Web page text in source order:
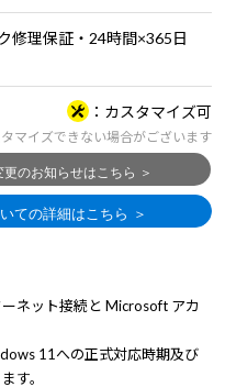
修理保証・24時間×365日
カスタマイズ可
マイズできない場合がございます
ネット接続と Microsoft アカ
11への正式対応時期及び
す。